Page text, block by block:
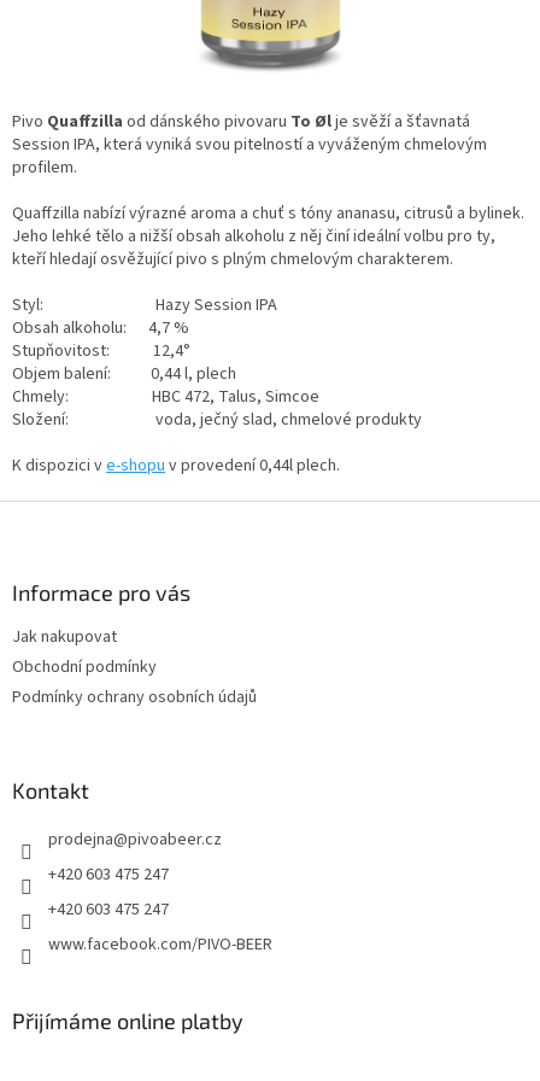
Pivo Quaffzilla od dánského pivovaru To Ølje svěží a šťavnatá
Session IPA, která vyniká svou pitelností a vyváženým chmelovým
profilem.​
Quaffzilla nabízí výrazné aroma a chuť s tóny ananasu, citrusů a bylinek.
Jeho lehké tělo a nižší obsah alkoholu z něj činí ideální volbu pro ty,
kteří hledají osvěžující pivo s plným chmelovým charakterem.​
Styl: Hazy Session IPA
Obsah alkoholu: 4,7 %​
Stupňovitost: 12,4°​
Objem balení: 0,44 l, plech​
Chmely: HBC 472, Talus, Simcoe​
Složení: voda, ječný slad, chmelové produkty
K dispozici ve-shopu v provedení 0,44l plech.
Informace pro vás
Jak nakupovat
Obchodní podmínky
Podmínky ochrany osobních údajů
Kontakt
prodejna@pivoabeer.cz
+420 603 475 247
+420 603 475 247
www.facebook.com/PIVO-BEER
Přijímáme online platby